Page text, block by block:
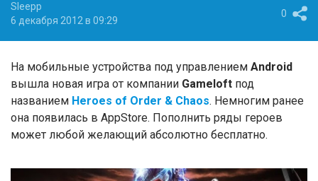
Sleepp
6 декабря 2012 в 09:29
0
На мобильные устройства под управлением Android
вышла новая игра от компании Gameloft под
названием Heroes of Order & Chaos. Немногим ранее
она появилась в AppStore. Пополнить ряды героев
может любой желающий абсолютно бесплатно.